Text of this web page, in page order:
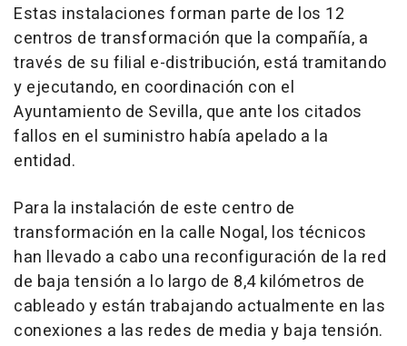
Estas instalaciones forman parte de los 12
centros de transformación que la compañía, a
través de su filial e-distribución, está tramitando
y ejecutando, en coordinación con el
Ayuntamiento de Sevilla, que ante los citados
fallos en el suministro había apelado a la
entidad.
Para la instalación de este centro de
transformación en la calle Nogal, los técnicos
han llevado a cabo una reconfiguración de la red
de baja tensión a lo largo de 8,4 kilómetros de
cableado y están trabajando actualmente en las
conexiones a las redes de media y baja tensión.